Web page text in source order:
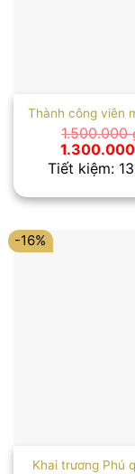
Thành công viên
1.500.000
Giá
gốc
là:
1.300.000
Tiết kiệm:
-16%
Khai trương Phú